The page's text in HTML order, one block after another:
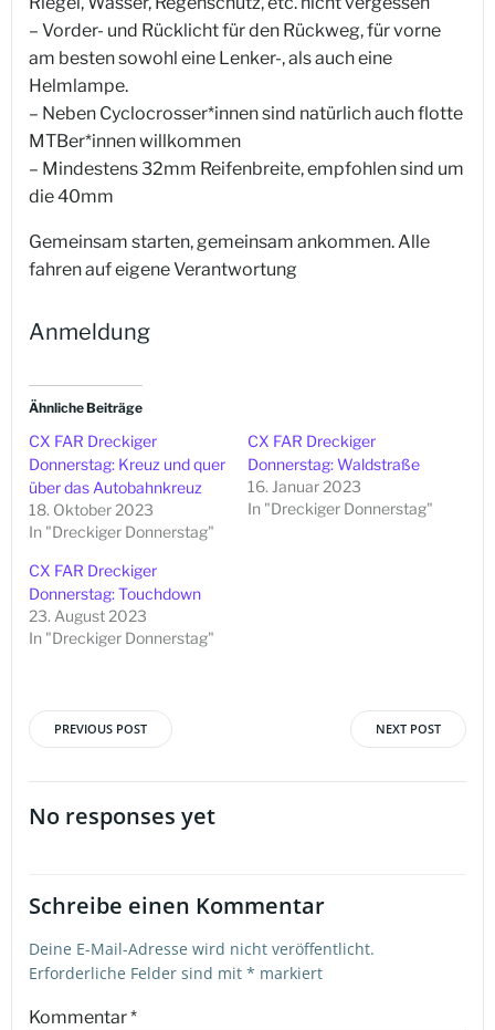
– Vorder- und Rücklicht für den Rückweg, für vorne
am besten sowohl eine Lenker-, als auch eine
Helmlampe.
– Neben Cyclocrosser*innen sind natürlich auch flotte
MTBer*innen willkommen
– Mindestens 32mm Reifenbreite, empfohlen sind um
die 40mm
Gemeinsam starten, gemeinsam ankommen. Alle
fahren auf eigene Verantwortung
Anmeldung
Ähnliche Beiträge
CX FAR Dreckiger
Donnerstag: Kreuz und quer
über das Autobahnkreuz
18. Oktober 2023
In "Dreckiger Donnerstag"
CX FAR Dreckiger
Donnerstag: Waldstraße
16. Januar 2023
In "Dreckiger Donnerstag"
CX FAR Dreckiger
Donnerstag: Touchdown
23. August 2023
In "Dreckiger Donnerstag"
Beitragsnavigation
PREVIOUS POST NEXT POST
No responses yet
Schreibe einen Kommentar
Deine E-Mail-Adresse wird nicht veröffentlicht.
Erforderliche Felder sind mit * markiert
Kommentar*